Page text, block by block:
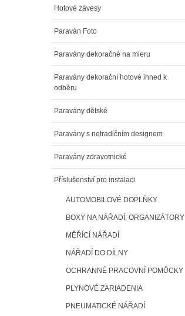
Hotové závesy
Paraván Foto
Paravány dekoračné na mieru
Paravány dekorační hotové ihned k
odběru
Paravány dětské
Paravány s netradičním designem
Paravány zdravotnické
Příslušenství pro instalaci
AUTOMOBILOVÉ DOPLŇKY
BOXY NA NÁŘADÍ, ORGANIZÁTORY
MĚŘÍCÍ NÁŘADÍ
NÁŘADÍ DO DÍLNY
OCHRANNÉ PRACOVNÍ POMŮCKY
PLYNOVÉ ZARIADENIA
PNEUMATICKÉ NÁŘADÍ